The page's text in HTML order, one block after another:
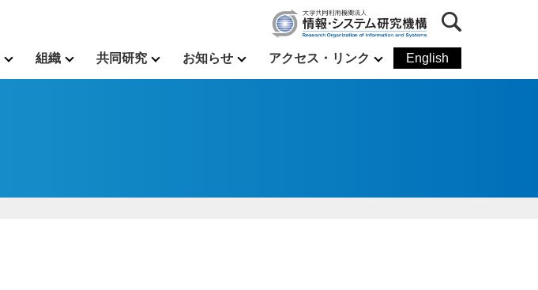
組織 共同研究 お知らせ アクセス・リンク English